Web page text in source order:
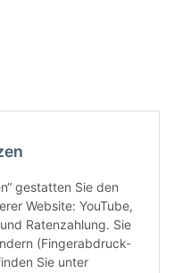
gestatten Sie den
Website: YouTube,
Ratenzahlung. Sie
(Fingerabdruck-
Sie unter